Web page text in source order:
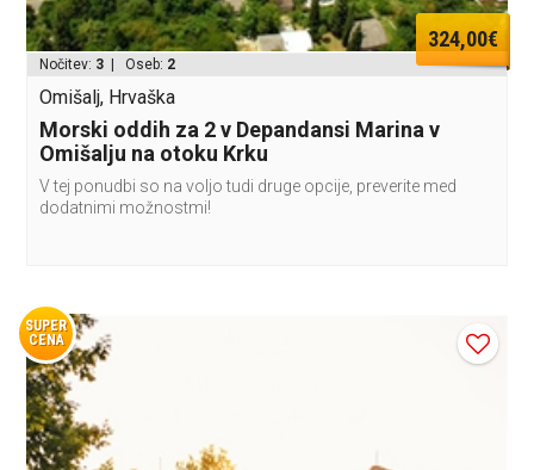
324,00€
Nočitev: 3 | Oseb: 2
Omišalj, Hrvaška
Morski oddih za 2 v Depandansi Marina v
Omišalju na otoku Krku
V tej ponudbi so na voljo tudi druge opcije, preverite med
dodatnimi možnostmi!
SUPER
CENA